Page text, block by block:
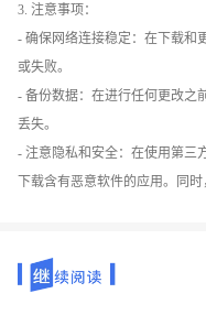
3. 注意事项：
- 确保网络连接稳定：在下载和
或失败。
- 备份数据：在进行任何更改之
丢失。
- 注意隐私和安全：在使用第三
下载含有恶意软件的应用。同时